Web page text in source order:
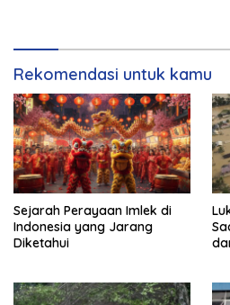
Rekomendasi untuk kamu
Sejarah Perayaan Imlek di
Indonesia yang Jarang
Diketahui